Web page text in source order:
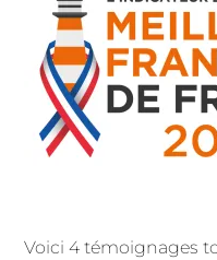
Voici 4 témoignages